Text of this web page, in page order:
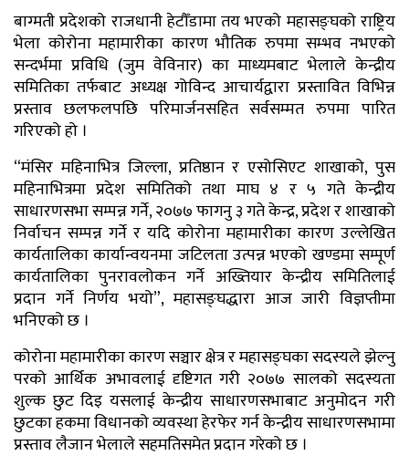
बाग्मती प्रदेशको राजधानी हेटौँडामा तय भएको महासङ्घको राष्ट्रिय
भेला कोरोना महामारीका कारण भौतिक रुपमा सम्भव नभएको
सन्दर्भमा प्रविधि (जुम वेविनार) का माध्यमबाट भेलाले केन्द्रीय
समितिका तर्फबाट अध्यक्ष गोविन्द आचार्यद्वारा प्रस्तावित विभिन्न
प्रस्ताव छलफलपछि परिमार्जनसहित सर्वसम्मत रुपमा पारित
गरिएको हो ।
“मंसिर महिनाभित्र जिल्ला, प्रतिष्ठान र एसोसिएट शाखाको, पुस
महिनाभित्रमा प्रदेश समितिको तथा माघ ४ र ५ गते केन्द्रीय
साधारणसभा सम्पन्न गर्ने, २०७७ फागनु ३ गते केन्द्र, प्रदेश र शाखाको
निर्वाचन सम्पन्न गर्ने र यदि कोरोना महामारीका कारण उल्लेखित
कार्यतालिका कार्यान्वयनमा जटिलता उत्पन्न भएको खण्डमा सम्पूर्ण
कार्यतालिका पुनरावलोकन गर्ने अख्तियार केन्द्रीय समितिलाई
प्रदान गर्ने निर्णय भयो”, महासङ्घद्धारा आज जारी विज्ञप्तीमा
भनिएको छ ।
कोरोना महामारीका कारण सञ्चार क्षेत्र र महासङ्घका सदस्यले झेल्नु
परको आर्थिक अभावलाई दृष्टिगत गरी २०७७ सालको सदस्यता
शुल्क छुट दिइ यसलाई केन्द्रीय साधारणसभाबाट अनुमोदन गरी
छुटका हकमा विधानको व्यवस्था हेरफेर गर्न केन्द्रीय साधारणसभामा
प्रस्ताव लैजान भेलाले सहमतिसमेत प्रदान गरेको छ ।